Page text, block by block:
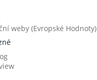
weby (Evropské Hodnoty)